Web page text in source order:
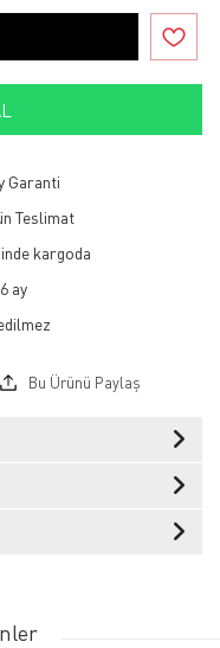
Garanti
Teslimat
kargoda
6 ay
Bu Ürünü Paylaş